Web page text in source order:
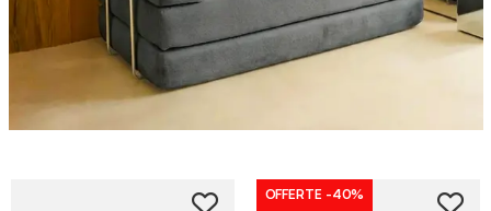
OFFERTE -40%